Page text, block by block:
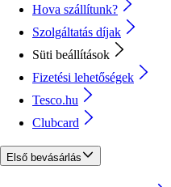
Hova szállítunk?
Szolgáltatás díjak
Süti beállítások
Fizetési lehetőségek
Tesco.hu
Clubcard
Első bevásárlás